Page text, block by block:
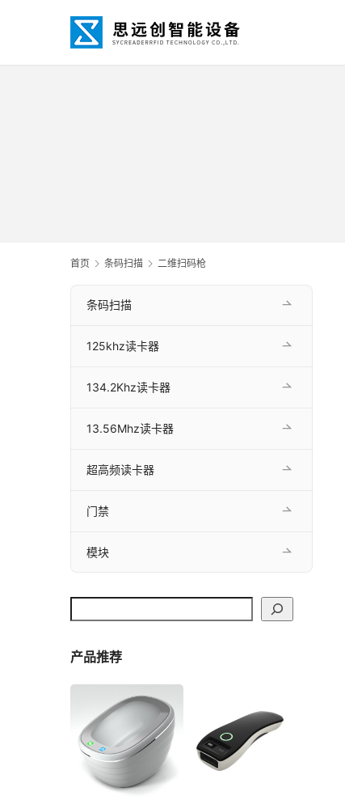
首页 条码扫描 二维扫码枪
条码扫描
125khz读卡器
134.2Khz读卡器
13.56Mhz读卡器
超高频读卡器
门禁
模块
产品推荐